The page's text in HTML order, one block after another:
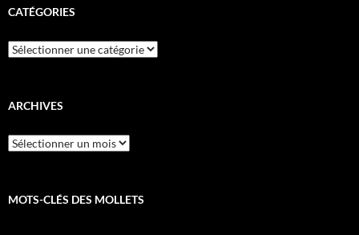
CATÉGORIES
Catégories
ARCHIVES
Archives
MOTS-CLÉS DES MOLLETS